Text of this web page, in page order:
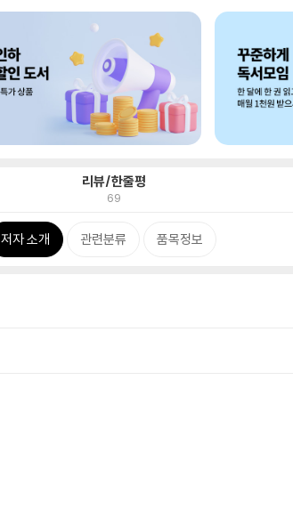
리뷰/한줄평
69
저자 소개 관련분류 품목정보